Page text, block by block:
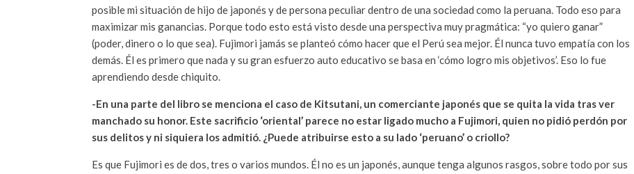
posible mi situación de hijo de japonés y de persona peculiar dentro de una sociedad como la peruana. Todo eso para
maximizar mis ganancias. Porque todo esto está visto desde una perspectiva muy pragmática: “yo quiero ganar”
(poder, dinero o lo que sea). Fujimori jamás se planteó cómo hacer que el Perú sea mejor. Él nunca tuvo empatía con los
demás. Él es primero que nada y su gran esfuerzo auto educativo se basa en ‘cómo logro mis objetivos’. Eso lo fue
aprendiendo desde chiquito.
-En una parte del libro se menciona el caso de Kitsutani, un comerciante japonés que se quita la vida tras ver
manchado su honor. Este sacrificio ‘oriental’ parece no estar ligado mucho a Fujimori, quien no pidió perdón por
sus delitos y ni siquiera los admitió. ¿Puede atribuirse esto a su lado ‘peruano’ o criollo?
Es que Fujimori es de dos, tres o varios mundos. Él no es un japonés, aunque tenga algunos rasgos, sobre todo por sus